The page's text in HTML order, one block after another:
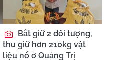
Bắt giữ 2 đối tượng,
thu giữ hơn 210kg vật
liệu nổ ở Quảng Trị